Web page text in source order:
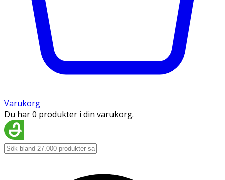
Varukorg
Du har 0 produkter i din varukorg.